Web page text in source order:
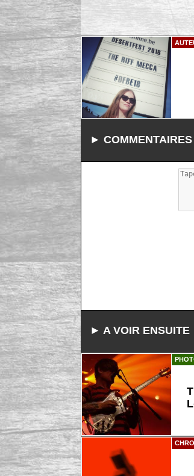
► COMMENTAIRES
► A VOIR ENSUITE